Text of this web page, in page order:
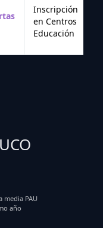
Inscripción
en Centros
Educación
media PAU
año